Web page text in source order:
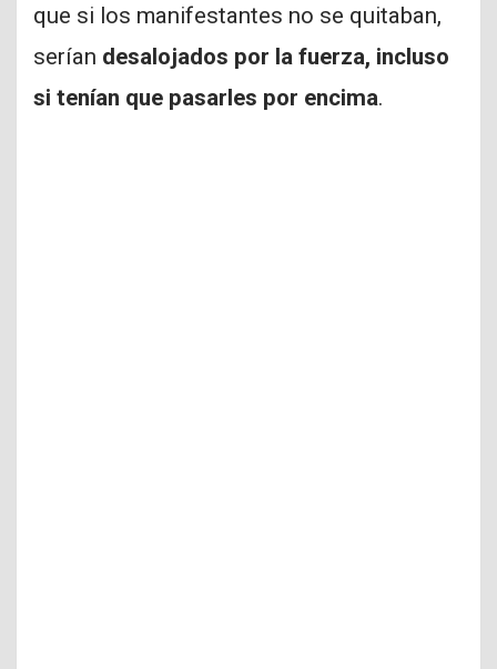
que si los manifestantes no se quitaban,
serían desalojados por la fuerza, incluso
si tenían que pasarles por encima.